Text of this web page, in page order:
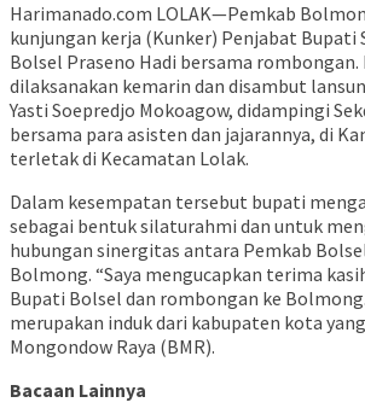
Harimanado.com LOLAK—Pemkab
kunjungan kerja (Kunker) Penjabat Bupati
Bolsel Praseno Hadi bersama
dilaksanakan kemarin dan disambut
Yasti Soepredjo Mokoagow, didampingi
bersama para asisten dan jajarannya, di
terletak di Kecamatan Lolak.
Dalam kesempatan tersebut bupati
sebagai bentuk silaturahmi dan untuk
hubungan sinergitas antara Pemkab
Bolmong. “Saya mengucapkan terima
Bupati Bolsel dan rombongan ke
merupakan induk dari kabupaten kota
Mongondow Raya (BMR).
Bacaan Lainnya